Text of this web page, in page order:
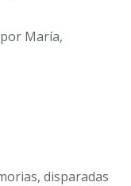
María,
disparadas